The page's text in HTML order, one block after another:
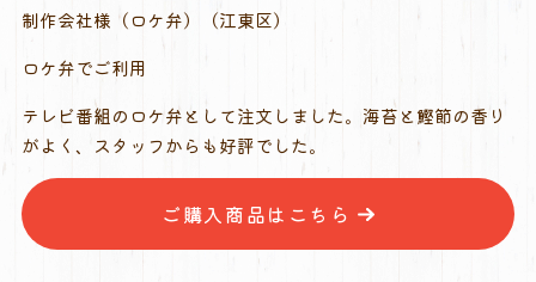
制作会社様（ロケ弁）（江東区）
ロケ弁でご利用
テレビ番組のロケ弁として注文しました。海苔と鰹節の香り
がよく、スタッフからも好評でした。
ご購入商品はこちら